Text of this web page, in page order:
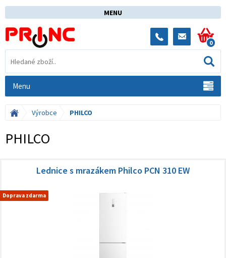
MENU
0
Menu
Výrobce PHILCO
PHILCO
Doprava zdarma
Lednice s mrazákem Philco PCN 310 EW